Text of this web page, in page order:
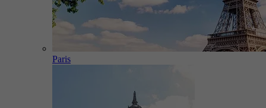
Paris